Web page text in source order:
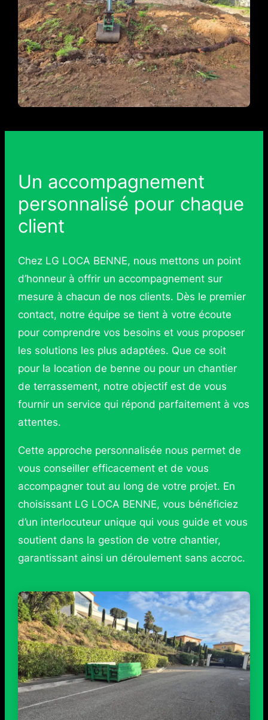
Un accompagnement
personnalisé pour chaque
client
Chez LG LOCA BENNE, nous mettons un point
d’honneur à offrir un accompagnement sur
mesure à chacun de nos clients. Dès le premier
contact, notre équipe se tient à votre écoute
pour comprendre vos besoins et vous proposer
les solutions les plus adaptées. Que ce soit
pour la location de benne ou pour un chantier
de terrassement, notre objectif est de vous
fournir un service qui répond parfaitement à vos
attentes.
Cette approche personnalisée nous permet de
vous conseiller efficacement et de vous
accompagner tout au long de votre projet. En
choisissant LG LOCA BENNE, vous bénéficiez
d’un interlocuteur unique qui vous guide et vous
soutient dans la gestion de votre chantier,
garantissant ainsi un déroulement sans accroc.